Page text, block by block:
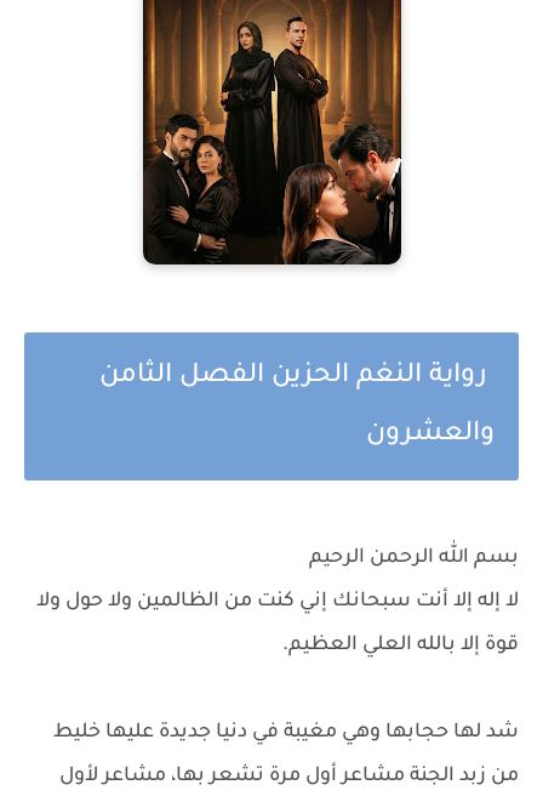
رواية النغم الحزين الفصل الثامن
والعشرون
بسم الله الرحمن الرحيم
لا إله إلا أنت سبحانك إني كنت من الظالمين ولا حول ولا
قوة إلا بالله العلي العظيم.
شد لها حجابها وهي مغيبة في دنيا جديدة عليها خليط
من زبد الجنة مشاعر أول مرة تشعر بها، مشاعر لأول